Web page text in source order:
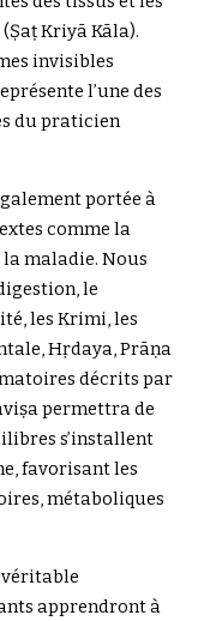
Kriyā Kāla).
invisibles
l’une des
du praticien
portée à
comme la
maladie. Nous
le
les Krimi, les
Hṛdaya, Prāṇa
décrits par
permettra de
s’installent
favorisant les
métaboliques
véritable
apprendront à